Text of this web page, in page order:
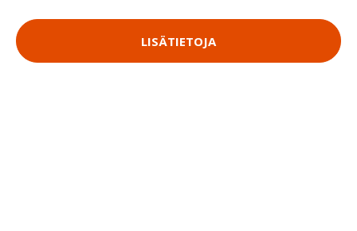
LISÄTIETOJA